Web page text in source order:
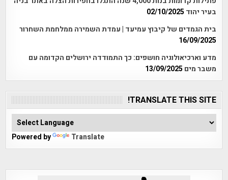
בעיר יהוד 02/10/2025
בית הגמדים של קיבוץ עמיעד | עמדת השמירה ממלחמת השחרור
16/09/2025
מדע וארכיאולוגיה חושפים: כך התמודדה ירושלים הקדומה עם
משבר מים 13/09/2025
TRANSLATE THIS SITE!
Powered by Translate